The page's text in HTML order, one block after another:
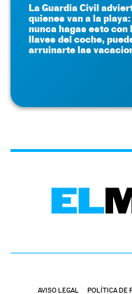
La Guardia Civil
quienes van a la playa:
nunca hagas esto con
llaves del coche,
arruinarte las
AVISO LEGAL POLÍTICA DE